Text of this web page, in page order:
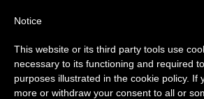
Aviso importante
Del 27 de julio al 7 de agosto
anual, aprovechando que en el
Notice
This website or its third party tools use
necessary to its functioning and required
purposes illustrated in the cookie policy. If
more or withdraw your consent to all or